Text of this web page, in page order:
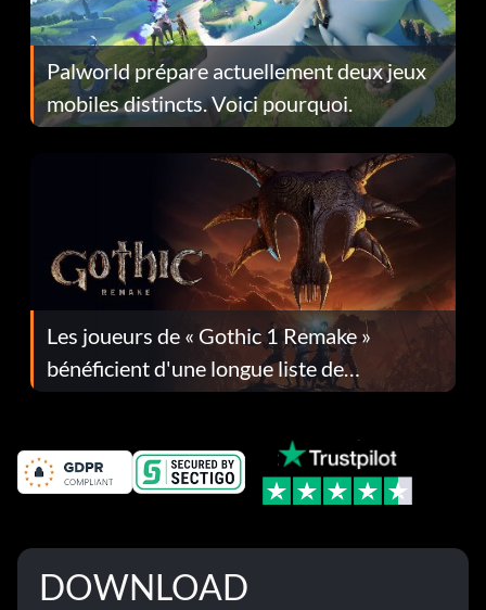
Palworld prépare actuellement deux jeux
mobiles distincts. Voici pourquoi.
Les joueurs de « Gothic 1 Remake »
bénéficient d'une longue liste de
corrections dans la mise à jour 1.0.4
DOWNLOAD